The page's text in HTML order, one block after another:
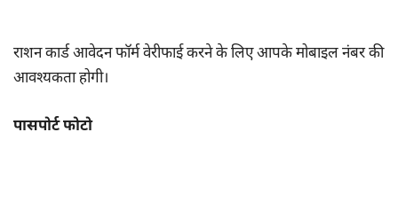
राशन कार्ड आवेदन फॉर्म वेरीफाई करने के लिए आपके मोबाइल नंबर की
आवश्यकता होगी।
पासपोर्ट फोटो